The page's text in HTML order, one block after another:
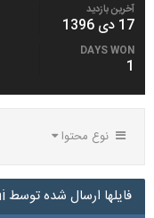
آخرین بازدید
17 دی 1396
DAYS WON
1
نوع محتوا
فایلها ارسال شده توسط erfani